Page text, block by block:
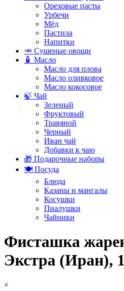
Ореховые пасты
Урбечи
Мёд
Пастила
Напитки
🥕 Сушеные овощи
🧴 Масло
Масло для плова
Масло оливковое
Масло кокосовое
🍃 Чай
Зеленый
Фруктовый
Травяной
Черный
Иван чай
Добавки к чаю
🎁 Подарочные наборы
🍽️ Посуда
Блюда
Казаны и мангалы
Косушки
Пиалушки
Чайники
Фисташка
Экстра (Иран),
×